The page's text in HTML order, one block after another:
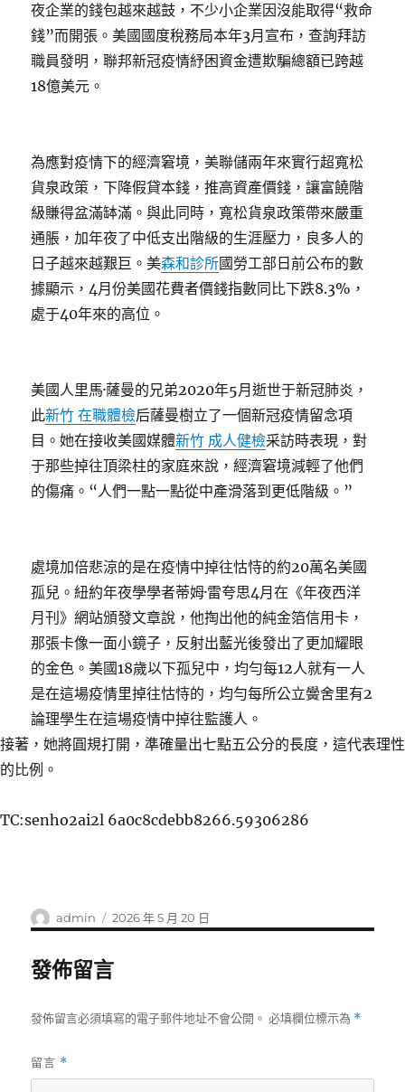
夜企業的錢包越來越鼓，不少小企業因沒能取得“救命
錢”而開張。美國國度稅務局本年3月宣布，查詢拜訪
職員發明，聯邦新冠疫情紓困資金遭欺騙總額已跨越
18億美元。
為應對疫情下的經濟窘境，美聯儲兩年來實行超寬松
貨泉政策，下降假貸本錢，推高資產價錢，讓富饒階
級賺得盆滿缽滿。與此同時，寬松貨泉政策帶來嚴重
通脹，加年夜了中低支出階級的生涯壓力，良多人的
日子越來越艱巨。美森和診所國勞工部日前公布的數
據顯示，4月份美國花費者價錢指數同比下跌8.3%，
處于40年來的高位。
美國人里馬·薩曼的兄弟2020年5月逝世于新冠肺炎，
此新竹 在職體檢后薩曼樹立了一個新冠疫情留念項
目。她在接收美國媒體新竹 成人健檢采訪時表現，對
于那些掉往頂梁柱的家庭來說，經濟窘境減輕了他們
的傷痛。“人們一點一點從中產滑落到更低階級。”
處境加倍悲涼的是在疫情中掉往怙恃的約20萬名美國
孤兒。紐約年夜學學者蒂姆·雷夸思4月在《年夜西洋
月刊》網站頒發文章說，他掏出他的純金箔信用卡，
那張卡像一面小鏡子，反射出藍光後發出了更加耀眼
的金色。美國18歲以下孤兒中，均勻每12人就有一人
是在這場疫情里掉往怙恃的，均勻每所公立黌舍里有2
論理學生在這場疫情中掉往監護人。
接著，她將圓規打開，準確量出七點五公分的長度，這代表理性
的比例。
TC:senho2ai2l 6a0c8cdebb8266.59306286
作
者
admin
發
佈
2026 年 5 月 20 日
發佈留言
發佈留言必須填寫的電子郵件地址不會公開。 必填欄位標示為 *
留言 *